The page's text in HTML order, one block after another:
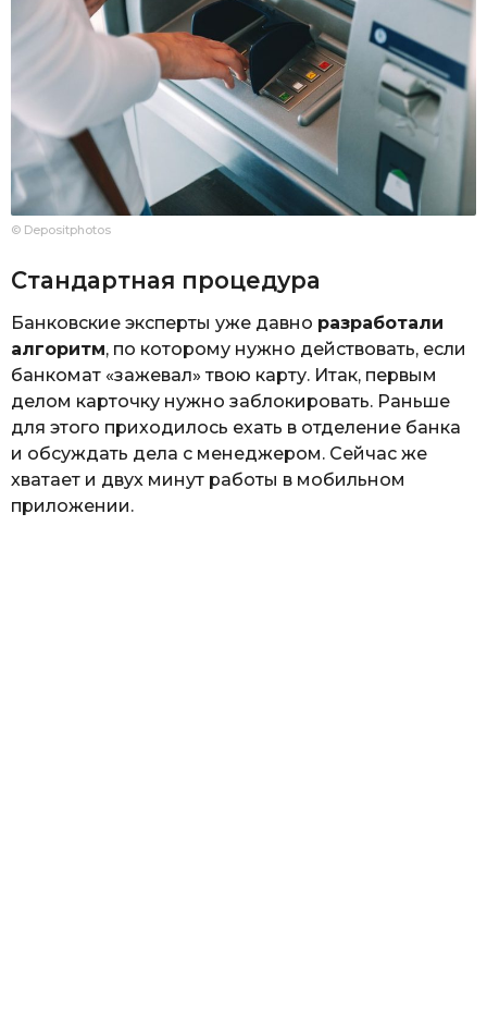
© Depositphotos
Стандартная процедура
Банковские эксперты уже давно разработали
алгоритм, по которому нужно действовать, если
банкомат «зажевал» твою карту. Итак, первым
делом карточку нужно заблокировать. Раньше
для этого приходилось ехать в отделение банка
и обсуждать дела с менеджером. Сейчас же
хватает и двух минут работы в мобильном
приложении.